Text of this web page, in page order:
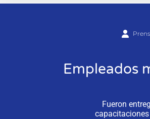
Empleados
Fueron